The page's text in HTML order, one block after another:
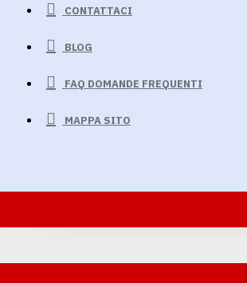
CONTATTACI
BLOG
FAQ DOMANDE FREQUENTI
MAPPA SITO